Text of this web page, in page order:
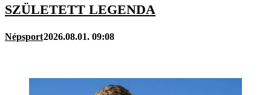
SZÜLETETT LEGENDA
Népsport2026.08.01. 09:08